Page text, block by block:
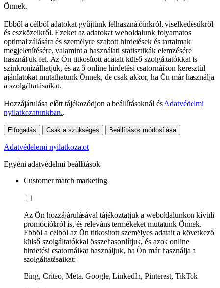
Önnek.
Ebből a célból adatokat gyűjtünk felhasználóinkról, viselkedésükről
és eszközeikről. Ezeket az adatokat weboldalunk folyamatos
optimalizálására és személyre szabott hirdetések és tartalmak
megjelenítésére, valamint a használati statisztikák elemzésére
használjuk fel. Az Ön titkosított adatait külső szolgáltatókkal is
szinkronizálhatjuk, és az ő online hirdetési csatornáikon keresztül
ajánlatokat mutathatunk Önnek, de csak akkor, ha Ön már használja
a szolgáltatásaikat.
Hozzájárulása előtt tájékozódjon a beállításoknál és Adatvédelmi
nyilatkozatunkban..
Elfogadás Csak a szükséges Beállítások módosítása
Adatvédelemi nyilatkozatot
Egyéni adatvédelmi beállítások
Customer match marketing
Az Ön hozzájárulásával tájékoztatjuk a weboldalunkon kívüli
promóciókról is, és releváns termékeket mutatunk Önnek.
Ebből a célból az Ön titkosított személyes adatait a következő
külső szolgáltatókkal összehasonlítjuk, és azok online
hirdetési csatornáikat használjuk, ha Ön már használja a
szolgáltatásaikat:
Bing, Criteo, Meta, Google, LinkedIn, Pinterest, TikTok